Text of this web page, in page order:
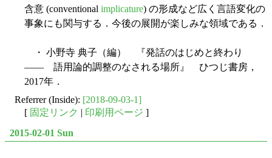
含意 (conventional implicature) の形成など広く言語変化の
事象にも関与する．今後の展開が楽しみな領域である．
・ 小野寺 典子（編） 『発話のはじめと終わり
―― 語用論的調整のなされる場所』 ひつじ書房，
2017年．
Referrer (Inside): [2018-09-03-1]
[ 固定リンク | 印刷用ページ ]
2015-02-01 Sun